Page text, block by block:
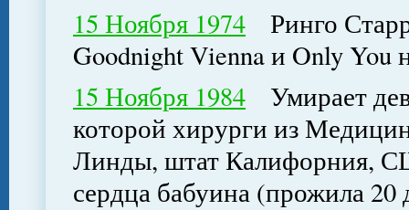
15 Ноября 1974 Ринго
Goodnight Vienna и Only You
15 Ноября 1984 Умирает
которой хирурги из
Линды, штат Калифорния,
сердца бабуина (прожила 20